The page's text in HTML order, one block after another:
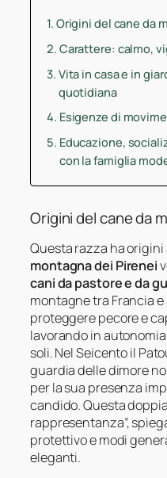
Origini del cane da
Carattere: calmo,
Vita in casa e in
quotidiana
Esigenze di
Educazione,
con la famiglia
Origini del cane da
Questa razza ha
montagna dei Pirenei
cani da pastore e da
montagne tra Francia
proteggere pecore e
lavorando in
soli. Nel Seicento il
guardia delle dimore
per la sua presenza
candido. Questa
rappresentanza”,
protettivo e modi
eleganti.